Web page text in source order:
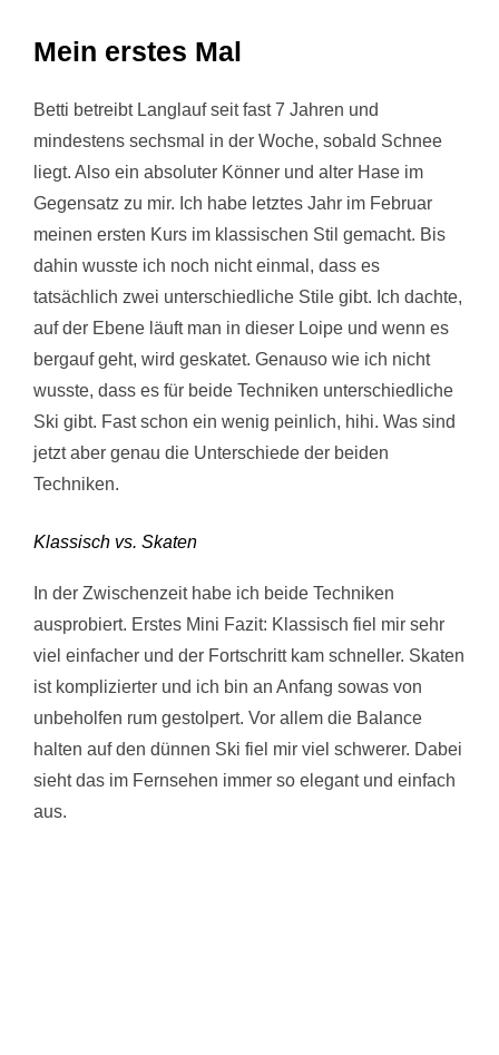
Mein erstes Mal
Betti betreibt Langlauf seit fast 7 Jahren und
mindestens sechsmal in der Woche, sobald Schnee
liegt. Also ein absoluter Könner und alter Hase im
Gegensatz zu mir. Ich habe letztes Jahr im Februar
meinen ersten Kurs im klassischen Stil gemacht. Bis
dahin wusste ich noch nicht einmal, dass es
tatsächlich zwei unterschiedliche Stile gibt. Ich dachte,
auf der Ebene läuft man in dieser Loipe und wenn es
bergauf geht, wird geskatet. Genauso wie ich nicht
wusste, dass es für beide Techniken unterschiedliche
Ski gibt. Fast schon ein wenig peinlich, hihi. Was sind
jetzt aber genau die Unterschiede der beiden
Techniken.
Klassisch vs. Skaten
In der Zwischenzeit habe ich beide Techniken
ausprobiert. Erstes Mini Fazit: Klassisch fiel mir sehr
viel einfacher und der Fortschritt kam schneller. Skaten
ist komplizierter und ich bin an Anfang sowas von
unbeholfen rum gestolpert. Vor allem die Balance
halten auf den dünnen Ski fiel mir viel schwerer. Dabei
sieht das im Fernsehen immer so elegant und einfach
aus.